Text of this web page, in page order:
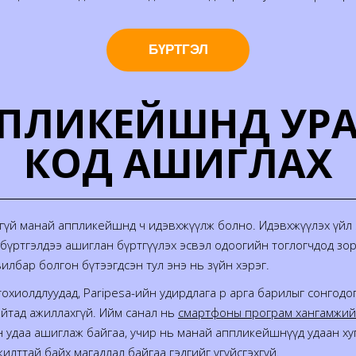
БҮРТГЭЛ
КОД АШИГЛАХ
манай аппликейшнд ч идэвхжүүлж болно. Идэвхжүүлэх
ашиглан бүртгүүлэх эсвэл одоогийн тоглогчдод
болгон бүтээгдсэн тул энэ нь зүйн хэрэг.
Paripesa-ийн удирдлага өөр арга барилыг сонгодог
ажиллахгүй. Ийм санал нь смартфоны програм
ашиглаж байгаа, учир нь манай аппликейшнүүд удаан
байх магадлал байгаа гэдгийг үгүйсгэхгүй.